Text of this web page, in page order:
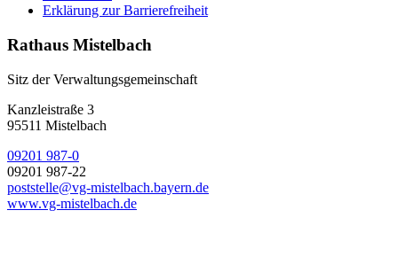
Erklärung zur Barrierefreiheit
Rathaus Mistelbach
Sitz der Verwaltungsgemeinschaft
Kanzleistraße 3
95511 Mistelbach
09201 987-0
09201 987-22
poststelle@vg-mistelbach.bayern.de
www.vg-mistelbach.de